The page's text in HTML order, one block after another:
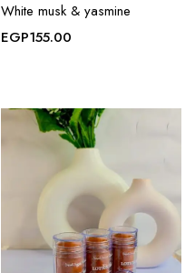
White musk & yasmine
EGP155.00